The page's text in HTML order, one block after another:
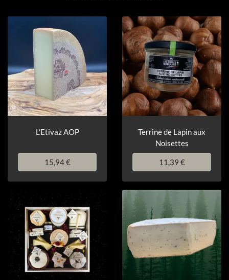
L'Etivaz AOP
15,94 €
Terrine de Lapin aux
Noisettes
11,39 €